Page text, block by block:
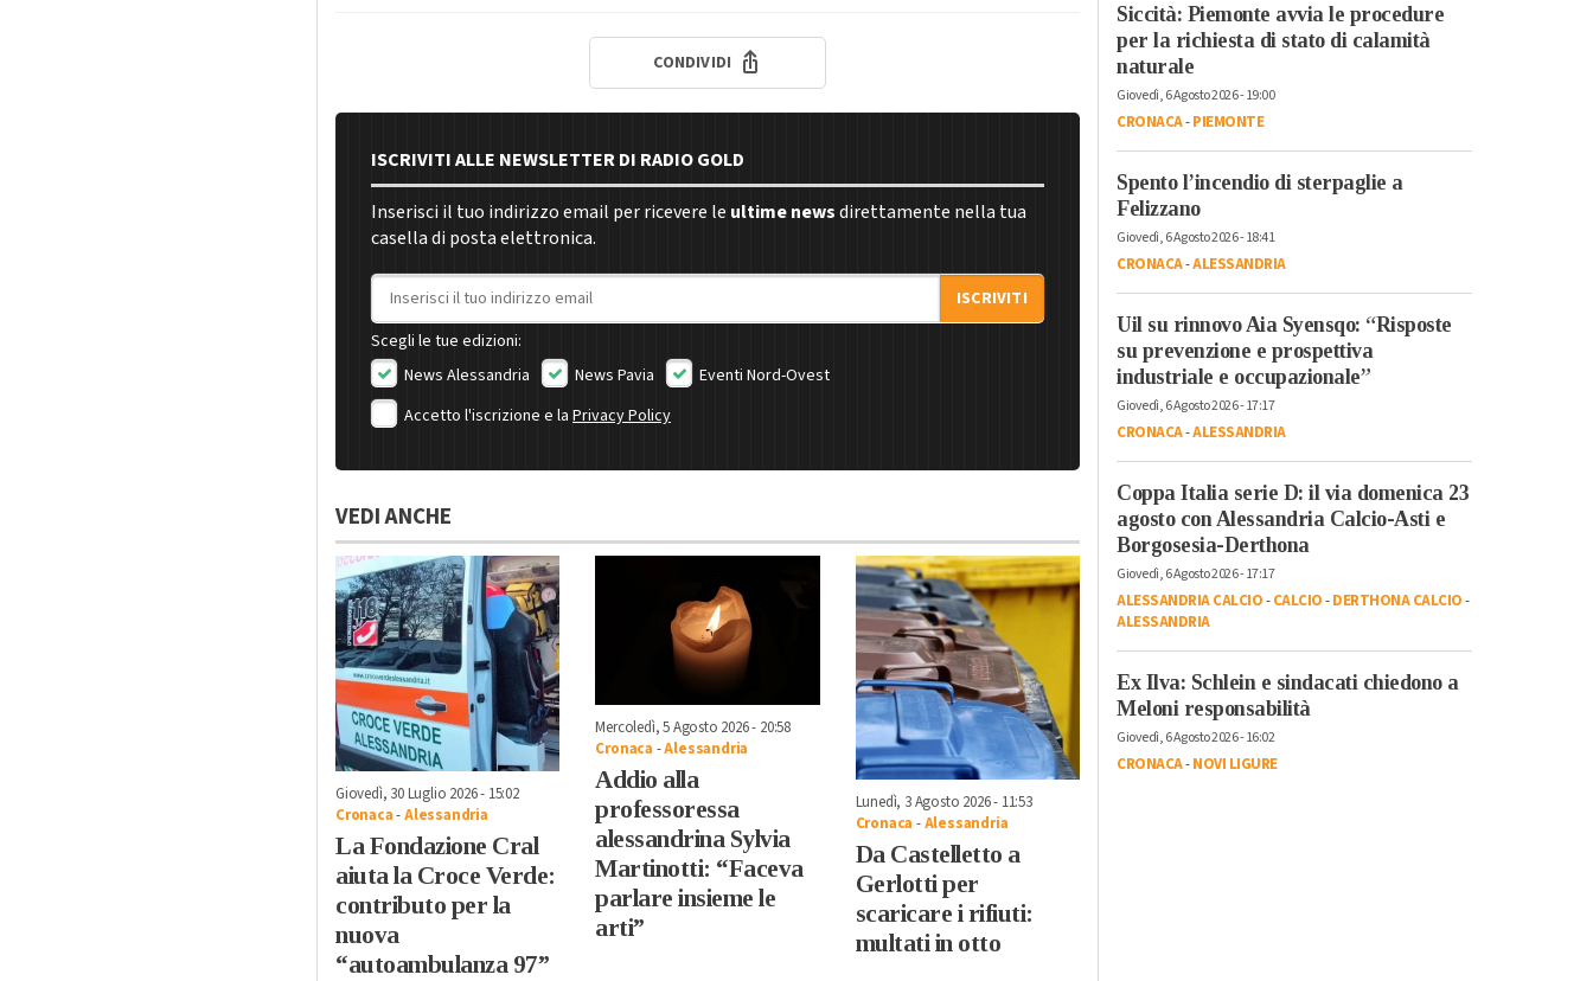
CONDIVIDI
ISCRIVITI ALLE NEWSLETTER DI RADIO GOLD
Inserisci il tuo indirizzo email per ricevere le ultime newsdirettamente nella tua
casella di posta elettronica.
Indirizzo email
ISCRIVITI
Scegli le tue edizioni:
News Alessandria
News Pavia
Eventi Nord-Ovest
Accetto l'iscrizione e la Privacy Policy
VEDI ANCHE
Giovedì, 30 Luglio 2026 - 15:02
Cronaca-Alessandria
La Fondazione Cral
aiuta la Croce Verde:
contributo per la
nuova
“autoambulanza 97”
Mercoledì, 5 Agosto 2026 - 20:58
Cronaca -Alessandria
Addio alla
professoressa
alessandrina Sylvia
Martinotti: “Faceva
parlare insieme le
arti”
Lunedì, 3 Agosto 2026 - 11:53
Cronaca -Alessandria
Da Castelletto a
Gerlotti per
scaricare i rifiuti:
multati in otto
Siccità: Piemonte avvia le procedure
per la richiesta di stato di calamità
naturale
Giovedì, 6 Agosto 2026 - 19:00
CRONACA-PIEMONTE
Spento l’incendio di sterpaglie a
Felizzano
Giovedì, 6 Agosto 2026 - 18:41
CRONACA-ALESSANDRIA
Uil su rinnovo Aia Syensqo: “Risposte
su prevenzione e prospettiva
industriale e occupazionale”
Giovedì, 6 Agosto 2026 - 17:17
CRONACA-ALESSANDRIA
Coppa Italia serie D: il via domenica 23
agosto con Alessandria Calcio-Asti e
Borgosesia-Derthona
Giovedì, 6 Agosto 2026 - 17:17
ALESSANDRIA CALCIO-CALCIO-DERTHONA CALCIO-
ALESSANDRIA
Ex Ilva: Schlein e sindacati chiedono a
Meloni responsabilità
Giovedì, 6 Agosto 2026 - 16:02
CRONACA-NOVI LIGURE